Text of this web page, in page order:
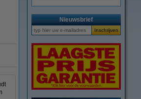
Nieuwsbrief